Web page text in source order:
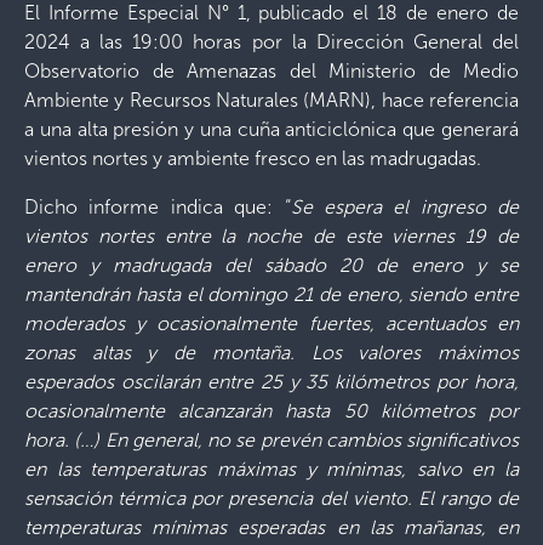
El Informe Especial N° 1, publicado el 18 de enero de
2024 a las 19:00 horas por la Dirección General del
Observatorio de Amenazas del Ministerio de Medio
Ambiente y Recursos Naturales (MARN), hace referencia
a una alta presión y una cuña anticiclónica que generará
vientos nortes y ambiente fresco en las madrugadas.
Dicho informe indica que: “Se espera el ingreso de
vientos nortes entre la noche de este viernes 19 de
enero y madrugada del sábado 20 de enero y se
mantendrán hasta el domingo 21 de enero, siendo entre
moderados y ocasionalmente fuertes, acentuados en
zonas altas y de montaña. Los valores máximos
esperados oscilarán entre 25 y 35 kilómetros por hora,
ocasionalmente alcanzarán hasta 50 kilómetros por
hora. (…) En general, no se prevén cambios significativos
en las temperaturas máximas y mínimas, salvo en la
sensación térmica por presencia del viento. El rango de
temperaturas mínimas esperadas en las mañanas, en